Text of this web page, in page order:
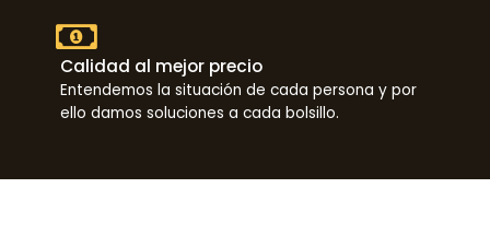
Calidad al mejor precio
Entendemos la situación de cada persona y por
ello damos soluciones a cada bolsillo.